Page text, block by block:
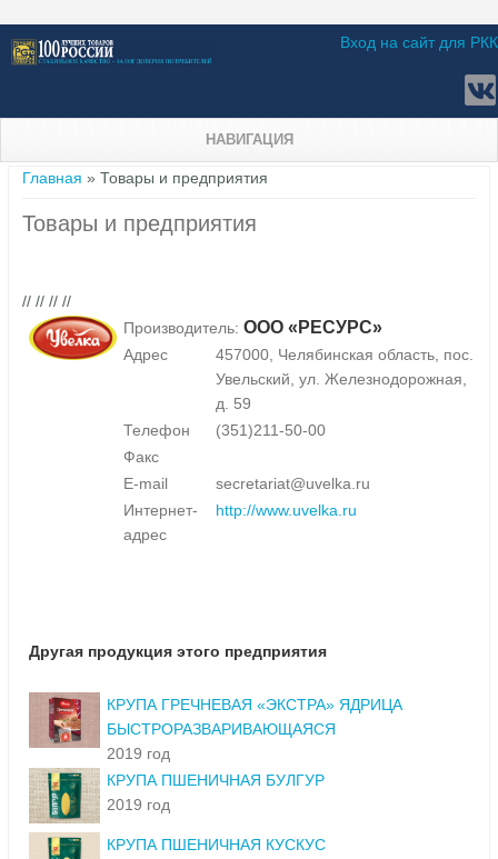
Вход на сайт для РКК
НАВИГАЦИЯ
Вы здесь
Главная » Товары и предприятия
Товары и предприятия
// // // //
Производитель: ООО «РЕСУРС»
Адрес
457000, Челябинская область, пос.
Увельский, ул. Железнодорожная,
д. 59
Телефон
(351)211-50-00
Факс
E-mail
secretariat@uvelka.ru
Интернет-
адрес
http://www.uvelka.ru
Другая продукция этого предприятия
КРУПА ГРЕЧНЕВАЯ «ЭКСТРА» ЯДРИЦА
БЫСТРОРАЗВАРИВАЮЩАЯСЯ
2019 год
КРУПА ПШЕНИЧНАЯ БУЛГУР
2019 год
КРУПА ПШЕНИЧНАЯ КУСКУС